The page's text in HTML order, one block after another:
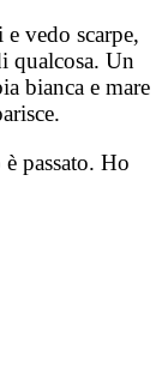
vedo scarpe,
qualcosa. Un
bianca e mare
passato. Ho